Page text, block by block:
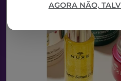
AGORA NÃO,